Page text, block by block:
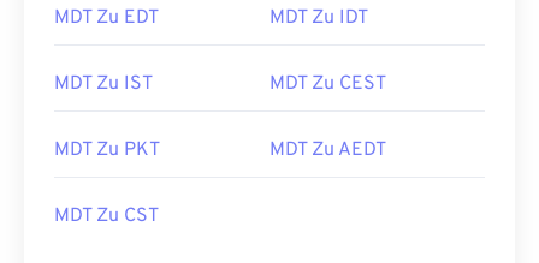
MDT Zu EDT MDT Zu IDT
MDT Zu IST MDT Zu CEST
MDT Zu PKT MDT Zu AEDT
MDT Zu CST